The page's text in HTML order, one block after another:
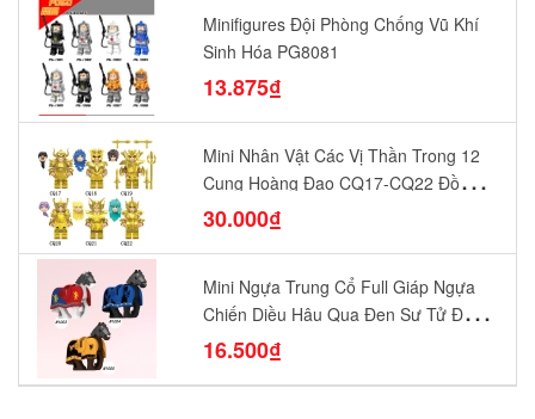
Minifigures Đội Phòng Chống Vũ Khí
Sinh Hóa PG8081
13.875₫
Mini Nhân Vật Các Vị Thần Trong 12
Cung Hoàng Đạo CQ17-CQ22 Đồ
Chơi Lắp Ráp Mô Hình Yêu Thích
30.000₫
Mini Ngựa Trung Cổ Full Giáp Ngựa
Chiến Diều Hâu Quạ Đen Sư Tử Đỏ
N1003 - N1005 Đồ Chơi Lắp Ráp Mô
Hình Nhân Vật
16.500₫